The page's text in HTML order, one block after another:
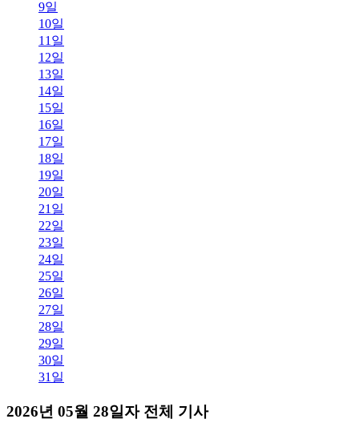
9일
10일
11일
12일
13일
14일
15일
16일
17일
18일
19일
20일
21일
22일
23일
24일
25일
26일
27일
28일
29일
30일
31일
2026년 05월 28일자 전체 기사